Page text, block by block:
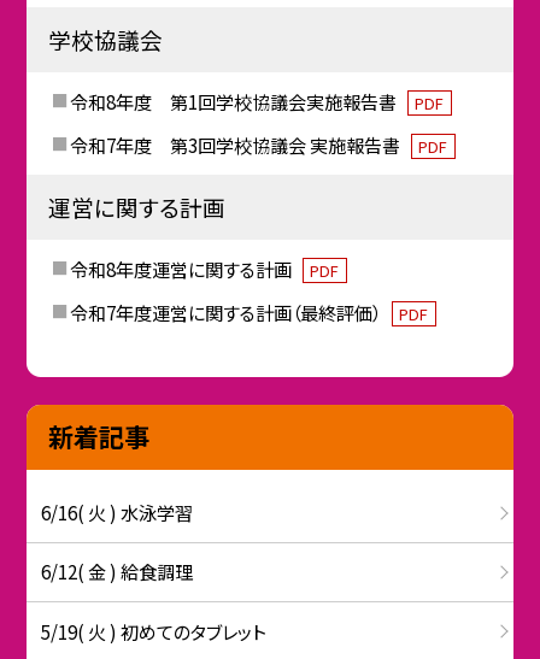
学校協議会
令和8年度 第1回学校協議会実施報告書 PDF
令和7年度 第3回学校協議会 実施報告書 PDF
運営に関する計画
令和8年度運営に関する計画 PDF
令和7年度運営に関する計画（最終評価） PDF
新着記事
6/16( 火 ) 水泳学習
6/12( 金 ) 給食調理
5/19( 火 ) 初めてのタブレット